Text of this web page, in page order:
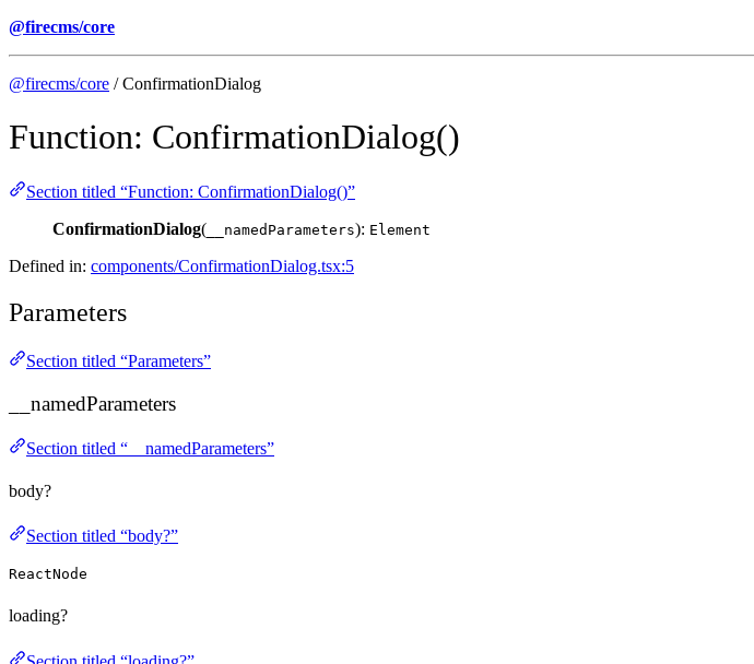
@firecms/core
@firecms/core / ConfirmationDialog
Function: ConfirmationDialog()
Section titled “Function: ConfirmationDialog()”
ConfirmationDialog( __namedParameters): Element
Defined in: components/ConfirmationDialog.tsx:5
Parameters
Section titled “Parameters”
__namedParameters
Section titled “__namedParameters”
body?
Section titled “body?”
ReactNode
loading?